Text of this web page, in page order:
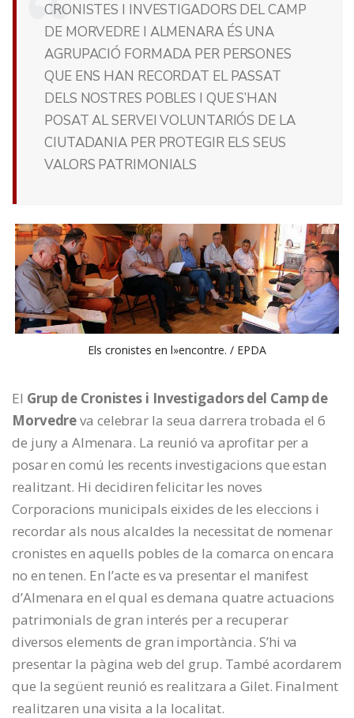
CRONISTES I INVESTIGADORS DEL CAMP
DE MORVEDRE I ALMENARA ÉS UNA
AGRUPACIÓ FORMADA PER PERSONES
QUE ENS HAN RECORDAT EL PASSAT
DELS NOSTRES POBLES I QUE S’HAN
POSAT AL SERVEI VOLUNTARIÓS DE LA
CIUTADANIA PER PROTEGIR ELS SEUS
VALORS PATRIMONIALS
Els cronistes en l»encontre. / EPDA
El Grup de Cronistes i Investigadors del Camp de
Morvedreva celebrar la seua darrera trobada el 6
de juny a Almenara. La reunió va aprofitar per a
posar en comú les recents investigacions que estan
realitzant. Hi decidiren felicitar les noves
Corporacions municipals eixides de les eleccions i
recordar als nous alcaldes la necessitat de nomenar
cronistes en aquells pobles de la comarca on encara
no en tenen. En l’acte es va presentar el manifest
d’Almenara en el qual es demana quatre actuacions
patrimonials de gran interés per a recuperar
diversos elements de gran importància. S’hi va
presentar la pàgina web del grup. També acordarem
que la següent reunió es realitzara a Gilet. Finalment
realitzaren una visita a la localitat.